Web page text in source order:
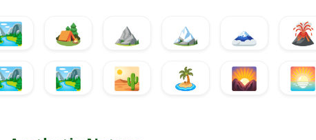
🏕️ ⛰️ 🏔️ 🗻 🌋
🏞️ 🏜️ 🏝️ 🌄 🌅